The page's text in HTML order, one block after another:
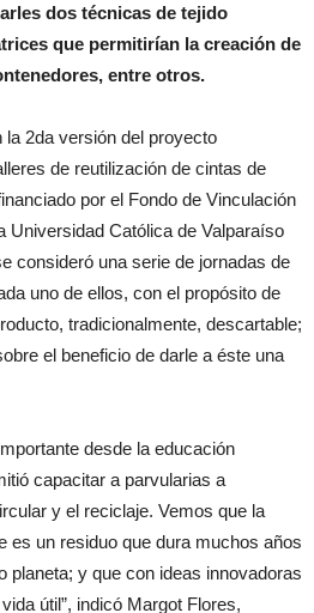
dos técnicas de tejido
que permitirían la creación de
entre otros.
2da versión del proyecto
de reutilización de cintas de
por el Fondo de Vinculación
Universidad Católica de Valparaíso
consideró una serie de jornadas de
uno de ellos, con el propósito de
tradicionalmente, descartable;
el beneficio de darle a éste una
desde la educación
capacitar a parvularias a
y el reciclaje. Vemos que la
es un residuo que dura muchos años
planeta; y que con ideas innovadoras
útil”, indicó Margot Flores,